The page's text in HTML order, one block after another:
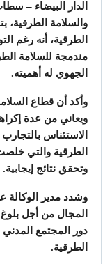
الدار البيضاء –
والسلامة الطرقية،
الطرقية، أنه رغم
مندمجة للسلامة
الجهوي له أهميته.
وأكد أن قطاع
ويعاني من عدة
الاستئناس
الطرقية والتي
وتحقق نتائج إيجابية.
وشدد مدير الوكالة
المجال من أجل
دور المجتمع المدني
الطرقية.